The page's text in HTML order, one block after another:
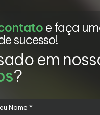
e faça
sucesso!
em
?